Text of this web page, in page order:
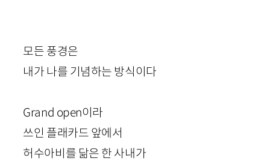
모든 풍경은
내가 나를 기념하는 방식이다
Grand open이라
쓰인 플래카드 앞에서
허수아비를 닮은 한 사내가